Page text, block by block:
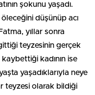
şokunu yaşadı.
düşünüp acı
yıllar sonra
gittiği teyzesinin gerçek
kadının ise
yaşadıklarıyla neye
teyzesi olarak bildiği